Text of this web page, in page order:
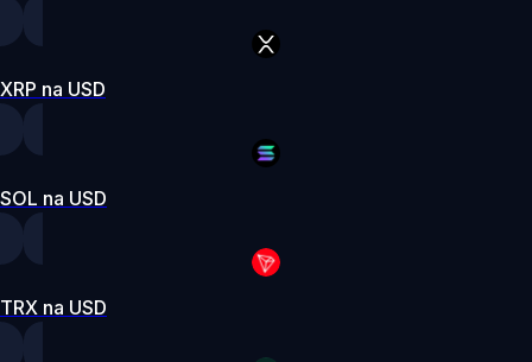
XRP na USD
SOL na USD
TRX na USD